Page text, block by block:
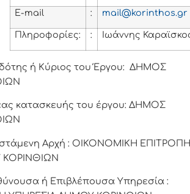
E-mail : mail@korinthos.gr
Πληροφορίες: : Ιωάννης
ή Κύριος του Έργου: ΔΗΜΟΣ
κατασκευής του έργου: ΔΗΜΟΣ
Αρχή : ΟΙΚΟΝΟΜΙΚΗ
ή Επιβλέπουσα Υπηρεσία :